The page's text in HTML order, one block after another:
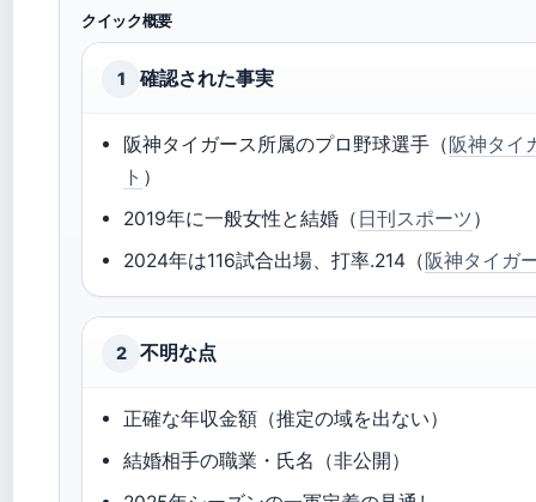
クイック概要
1 確認された事実
阪神タイガース所属のプロ野球選手（阪神タイ
ト ）
2019年に一般女性と結婚（ 日刊スポーツ）
2024年は116試合出場、打率.214（阪神タイガ
2 不明な点
正確な年収金額（推定の域を出ない）
結婚相手の職業・氏名（非公開）